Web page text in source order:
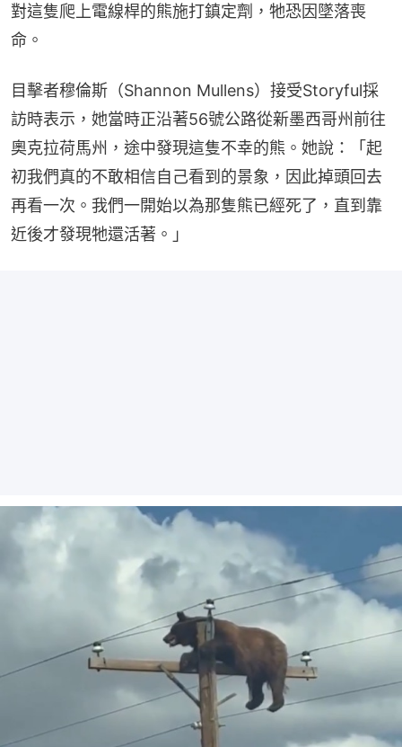
對這隻爬上電線桿的熊施打鎮定劑，牠恐因墜落喪
命。
目擊者穆倫斯（Shannon Mullens）接受Storyful採
訪時表示，她當時正沿著56號公路從新墨西哥州前往
奧克拉荷馬州，途中發現這隻不幸的熊。她說：「起
初我們真的不敢相信自己看到的景象，因此掉頭回去
再看一次。我們一開始以為那隻熊已經死了，直到靠
近後才發現牠還活著。」